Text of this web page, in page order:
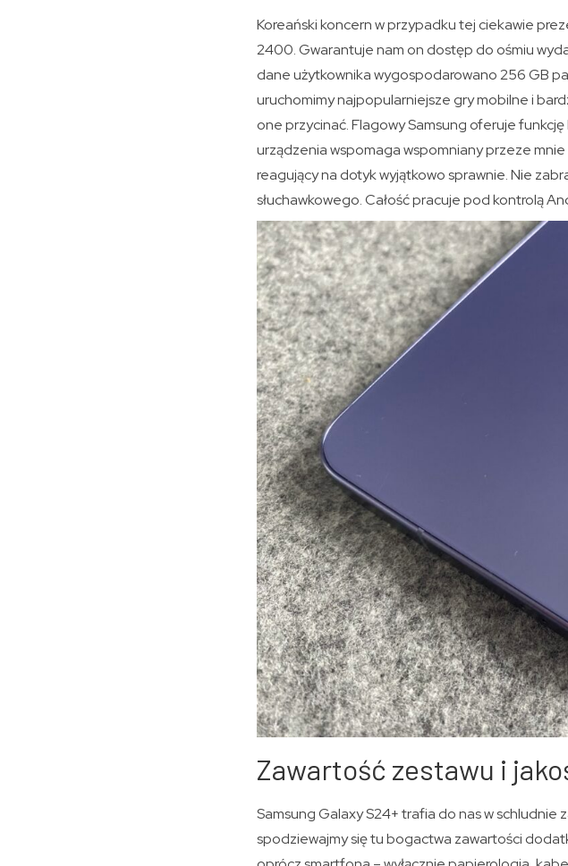
Koreański koncern w przypadku tej ciekawie
2400. Gwarantuje nam on dostęp do ośmiu
dane użytkownika wygospodarowano 256 GB
uruchomimy najpopularniejsze gry mobilne i
one przycinać. Flagowy Samsung oferuje
urządzenia wspomaga wspomniany przeze
reagujący na dotyk wyjątkowo sprawnie. Nie
słuchawkowego. Całość pracuje pod kontrolą
Zawartość zestawu i
Samsung Galaxy S24+ trafia do nas w schludnie
spodziewajmy się tu bogactwa zawartości